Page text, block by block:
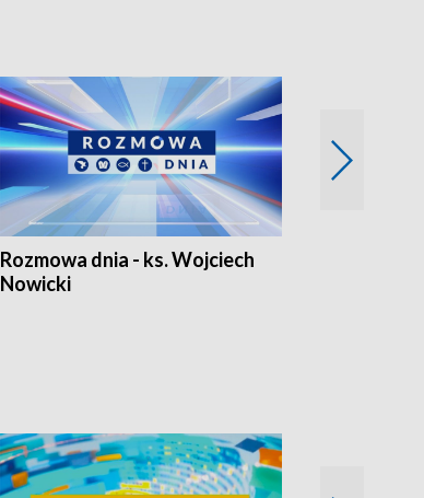
Rozmowa dnia - ks. Wojciech
Nowicki